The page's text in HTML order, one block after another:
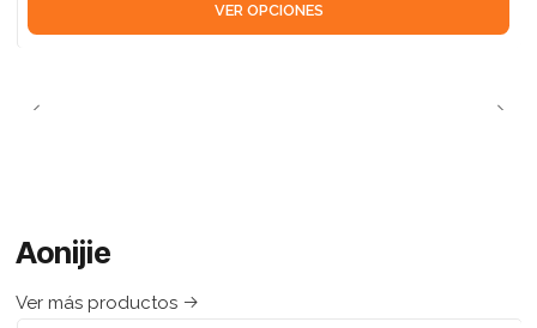
VER OPCIONES
Aonijie
Ver más productos